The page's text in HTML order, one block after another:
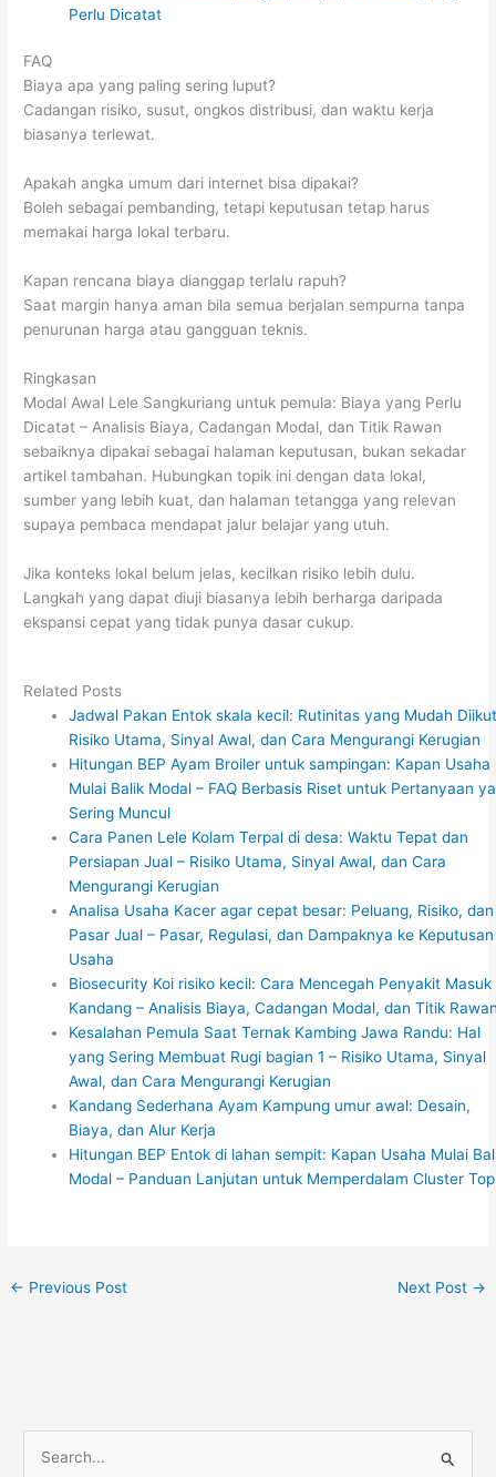
Perlu Dicatat
FAQ
Biaya apa yang paling sering luput?
Cadangan risiko, susut, ongkos distribusi, dan waktu kerja
biasanya terlewat.
Apakah angka umum dari internet bisa dipakai?
Boleh sebagai pembanding, tetapi keputusan tetap harus
memakai harga lokal terbaru.
Kapan rencana biaya dianggap terlalu rapuh?
Saat margin hanya aman bila semua berjalan sempurna tanpa
penurunan harga atau gangguan teknis.
Ringkasan
Modal Awal Lele Sangkuriang untuk pemula: Biaya yang Perlu
Dicatat – Analisis Biaya, Cadangan Modal, dan Titik Rawan
sebaiknya dipakai sebagai halaman keputusan, bukan sekadar
artikel tambahan. Hubungkan topik ini dengan data lokal,
sumber yang lebih kuat, dan halaman tetangga yang relevan
supaya pembaca mendapat jalur belajar yang utuh.
Jika konteks lokal belum jelas, kecilkan risiko lebih dulu.
Langkah yang dapat diuji biasanya lebih berharga daripada
ekspansi cepat yang tidak punya dasar cukup.
Related Posts
Jadwal Pakan Entok skala kecil: Rutinitas yang Mudah
Risiko Utama, Sinyal Awal, dan Cara Mengurangi Kerugian
Hitungan BEP Ayam Broiler untuk sampingan: Kapan Usaha
Mulai Balik Modal – FAQ Berbasis Riset untuk Pertanyaan
Sering Muncul
Cara Panen Lele Kolam Terpal di desa: Waktu Tepat dan
Persiapan Jual – Risiko Utama, Sinyal Awal, dan Cara
Mengurangi Kerugian
Analisa Usaha Kacer agar cepat besar: Peluang, Risiko, dan
Pasar Jual – Pasar, Regulasi, dan Dampaknya ke Keputusan
Usaha
Biosecurity Koi risiko kecil: Cara Mencegah Penyakit Masuk
Kandang – Analisis Biaya, Cadangan Modal, dan Titik
Kesalahan Pemula Saat Ternak Kambing Jawa Randu: Hal
yang Sering Membuat Rugi bagian 1 – Risiko Utama, Sinyal
Awal, dan Cara Mengurangi Kerugian
Kandang Sederhana Ayam Kampung umur awal: Desain,
Biaya, dan Alur Kerja
Hitungan BEP Entok di lahan sempit: Kapan Usaha Mulai
Modal – Panduan Lanjutan untuk Memperdalam Cluster
← Previous Post Next Post →